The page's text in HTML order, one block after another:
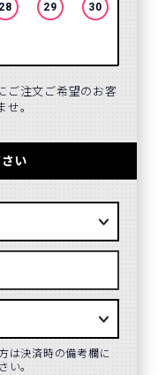
28 29 30 28
ご注文ご希望のお客
せ。
い
は決済時の備考欄に
い。